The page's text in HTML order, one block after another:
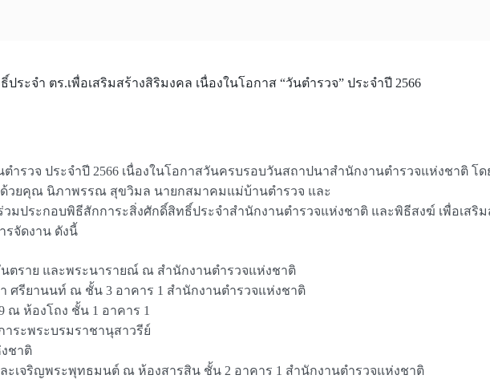
ะจำ ตร.เพื่อเสริมสร้างสิริมงคล เนื่องในโอกาส “วันตำรวจ” ประจำปี 2566
ำรวจ ประจำปี 2566 เนื่องในโอกาสวันครบรอบวันสถาปนาสำนักงานตำรวจแห่งชาติ โด
วยคุณ นิภาพรรณ สุขวิมล นายกสมาคมแม่บ้านตำรวจ และ
ประกอบพิธีสักการะสิ่งศักดิ์สิทธิ์ประจำสำนักงานตำรวจแห่งชาติ และพิธีสงฆ์ เพื่อเสริม
รจัดงาน ดังนี้
ตราย และพระนารายณ์ ณ สำนักงานตำรวจแห่งชาติ
า ศรียานนท์ ณ ชั้น 3 อาคาร 1 สำนักงานตำรวจแห่งชาติ
ณ ห้องโถง ชั้น 1 อาคาร 1
าระพระบรมราชานุสาวรีย์
ชาติ
ะเจริญพระพุทธมนต์ ณ ห้องสารสิน ชั้น 2 อาคาร 1 สำนักงานตำรวจแห่งชาติ